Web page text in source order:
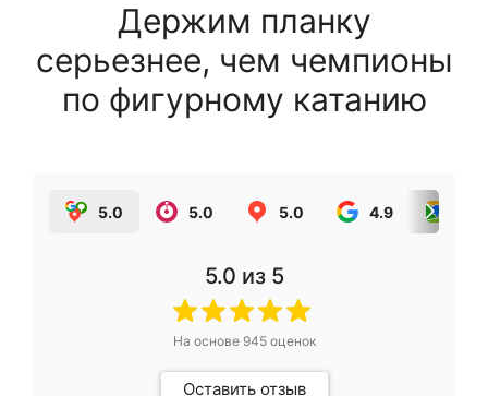
Держим планку
серьезнее, чем чемпионы
по фигурному катанию
5.0 5.0 5.0 4.9
5.0 из 5
На основе 945оценок
Оставить отзыв